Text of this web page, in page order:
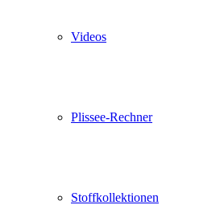
Videos
Plissee-Rechner
Stoffkollektionen